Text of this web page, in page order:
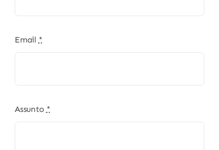
Email *
Assunto *